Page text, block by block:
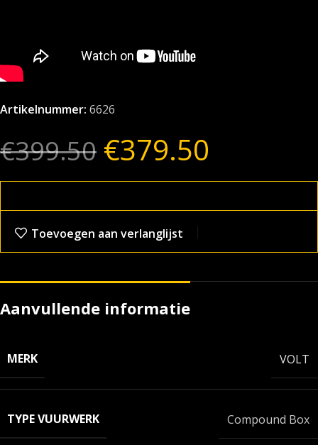
Artikelnummer: 6626
€399.50 €379.50
Toevoegen aan verlanglijst
Aanvullende informatie
MERK VOLT
TYPE VUURWERK Compound Box